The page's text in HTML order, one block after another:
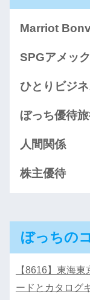
Marriot
SPGアメッ
ひとりビジネ
ぼっち優待
人間関係
株主優待
ぼっちの
【8616】東海
ードとカタログ